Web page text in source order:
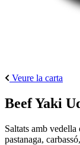
Veure la carta
Beef Yaki
Saltats amb
pastanaga,